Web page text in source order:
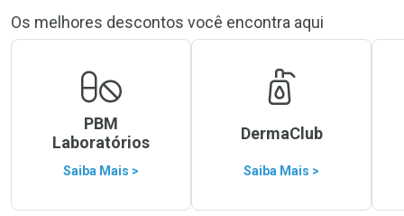
Os melhores descontos você encontra aqui
PBM
Laboratórios
Saiba Mais >
DermaClub
Saiba Mais >